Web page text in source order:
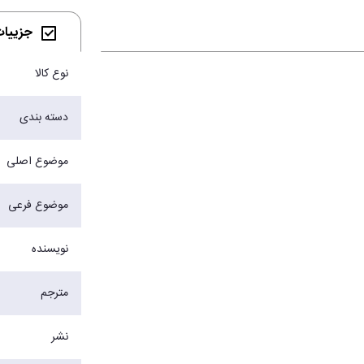
نوع کالا
دسته بندی
موضوع اصلی
موضوع فرعی
نویسنده
مترجم
نشر